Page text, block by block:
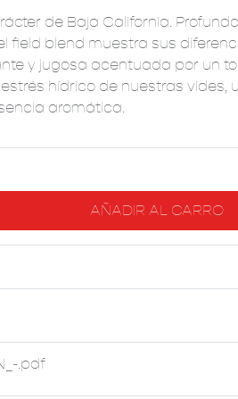
de Baja California.
field blend muestra sus
y jugosa acentuada por un
hídrico de nuestras vides,
aromática.
.pdf